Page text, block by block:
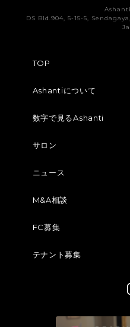
DS Bld.904, 5-15-5,
TOP
Ashantiについて
数字で見るAshanti
サロン
ニュース
M&A相談
FC募集
テナント募集